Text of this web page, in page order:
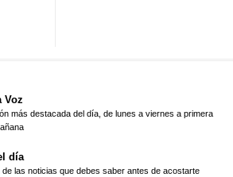
Voz
más destacada del día, de lunes a viernes a primera
día
las noticias que debes saber antes de acostarte